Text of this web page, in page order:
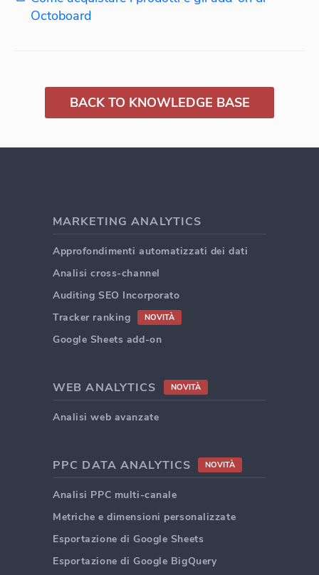
Octoboard
BACK TO KNOWLEDGE BASE
MARKETING ANALYTICS
Approfondimenti automatizzati dei dati
Analisi cross-channel
Auditing SEO Incorporato
Tracker ranking
NOVITÀ
Google Sheets add-on
WEB ANALYTICS NOVITÀ
Analisi web avanzate
PPC DATA ANALYTICS NOVITÀ
Analisi PPC multi-canale
Metriche e dimensioni personalizzate
Esportazione di Google Sheets
Esportazione di Google BigQuery